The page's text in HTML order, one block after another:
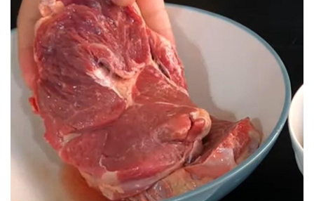
Hành tây bóc bỏ vỏ rửa sạch, sau đó cắt lát
mỏng. Ngò rí bỏ gốc rửa sạch. Tỏi bóc vỏ
băm nhỏ.